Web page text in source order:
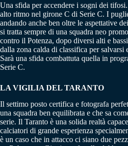
Una sfida per accendere i sogni dei
alto ritmo nel girone C di Serie C. I
andando anche ben oltre le aspettative
si tratta sempre di una squadra neo
contro il Potenza, dopo diversi alti e
dalla zona calda di classifica per salvarsi
Sarà una sfida combattuta quella in
Serie C.
LA VIGILIA DEL TARANTO
Il settimo posto certifica e fotografa
una squadra ben equilibrata e che sa
serie. Il Taranto è una solida realtà
calciatori di grande esperienza
è un caso che in attacco ci siano due